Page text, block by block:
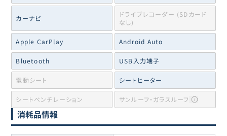
カーナビ
ドライブレコーダー (SDカード
なし)
Apple CarPlay Android Auto
Bluetooth USB入力端子
電動シート シートヒーター
シートベンチレーション サンルーフ・ガラスルーフ
消耗品情報